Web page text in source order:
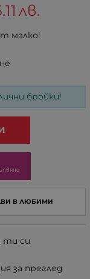
лв.
малко!
бройки!
В ЛЮБИМИ
ти си
за преглед